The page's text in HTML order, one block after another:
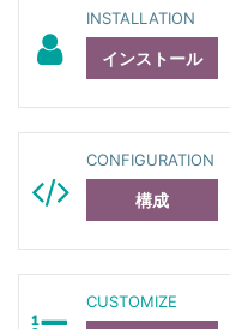
INSTALLATION
インストール
CONFIGURATION
構成
CUSTOMIZE